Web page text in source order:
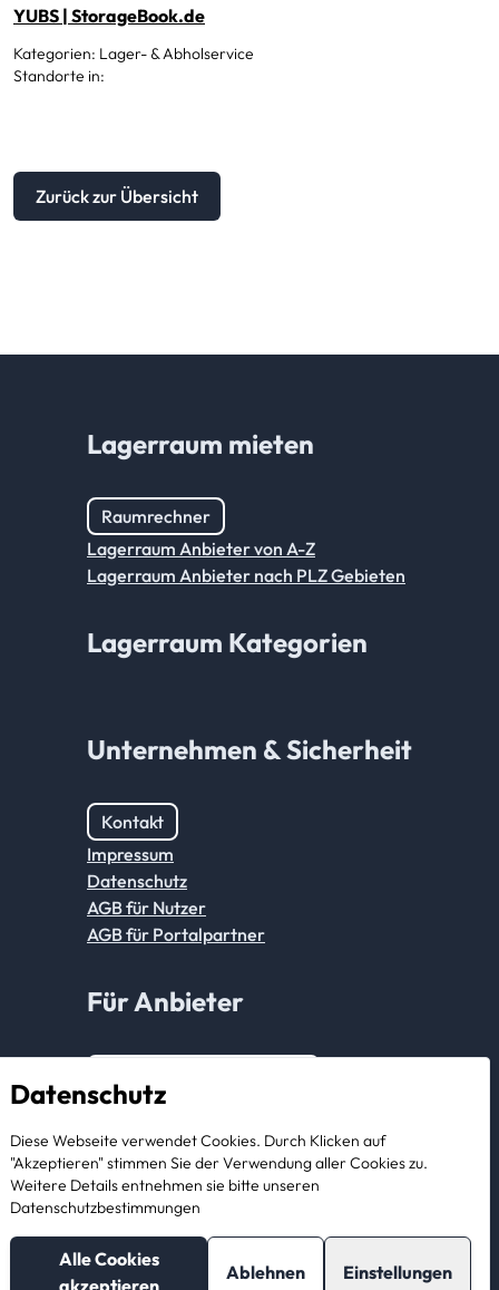
YUBS | StorageBook.de
Kategorien: Lager- & Abholservice
Standorte in:
Zurück zur Übersicht
Datenschutz
Diese Webseite verwendet Cookies. Durch Klicken auf
"Akzeptieren" stimmen Sie der Verwendung aller Cookies zu.
Weitere Details entnehmen sie bitte unseren
Datenschutzbestimmungen
Alle Cookies
akzeptieren
Ablehnen Einstellungen
Lagerraum mieten
Raumrechner
Lagerraum Anbieter von A-Z
Lagerraum Anbieter nach PLZ Gebieten
Lagerraum Kategorien
Unternehmen & Sicherheit
Kontakt
Impressum
Datenschutz
AGB für Nutzer
AGB für Portalpartner
Für Anbieter
Als Anbieter registrieren